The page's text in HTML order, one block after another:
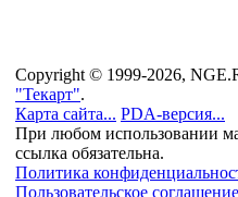
Copyright © 1999-2026,
"Текарт".
Карта сайта... PDA-версия...
При любом использовании
ссылка обязательна.
Политика
Пользовательское соглашение